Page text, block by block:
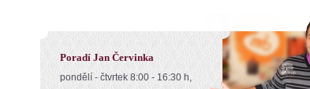
Poradí Jan Červinka
pondělí - čtvrtek 8:00 - 16:30 h,